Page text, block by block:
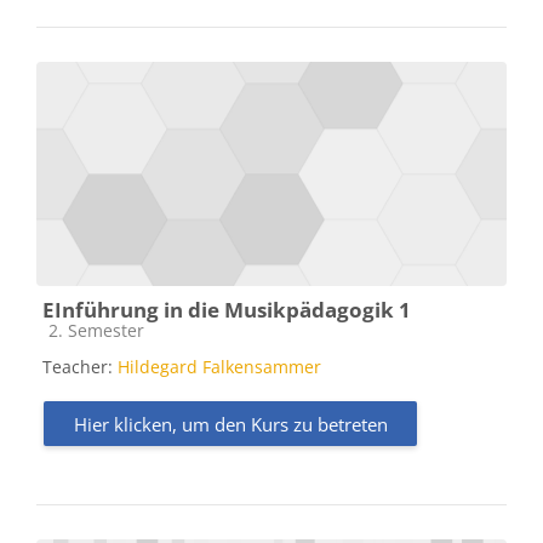
EInführung in die Musikpädagogik 1
Kursbereich
2. Semester
Teacher: Hildegard Falkensammer
Hier klicken, um den Kurs zu betreten